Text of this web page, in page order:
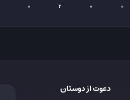
0
0
2
0
دعوت از دوستان